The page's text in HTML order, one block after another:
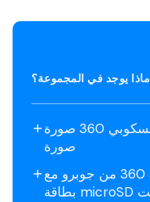
ماذا يوجد في المجموعة؟
حامل تلسكوبي 360 صورة Hovermap 360
صورة
كاميرا جوبرو ماكس 360 360 من جوبرو مع